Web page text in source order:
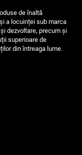
de înaltă
a locuinței sub marca
dezvoltare, precum și
superioare de
din întreaga lume.